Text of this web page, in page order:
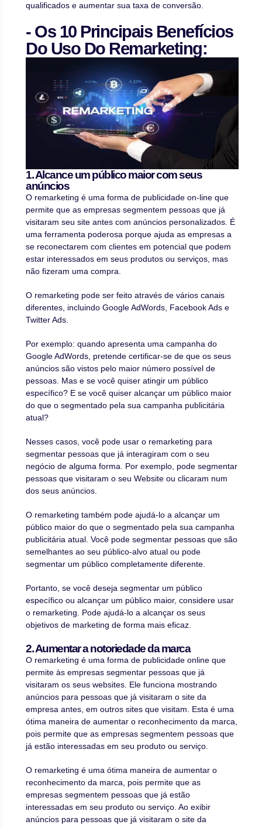
qualificados e aumentar sua taxa de conversão.
- Os 10 Principais Benefícios
Do Uso Do Remarketing:
1. Alcance um público maior com seus
anúncios
O remarketing é uma forma de publicidade on-line que
permite que as empresas segmentem pessoas que já
visitaram seu site antes com anúncios personalizados. É
uma ferramenta poderosa porque ajuda as empresas a
se reconectarem com clientes em potencial que podem
estar interessados em seus produtos ou serviços, mas
não fizeram uma compra.
O remarketing pode ser feito através de vários canais
diferentes, incluindo Google AdWords, Facebook Ads e
Twitter Ads.
Por exemplo: quando apresenta uma campanha do
Google AdWords, pretende certificar-se de que os seus
anúncios são vistos pelo maior número possível de
pessoas. Mas e se você quiser atingir um público
específico? E se você quiser alcançar um público maior
do que o segmentado pela sua campanha publicitária
atual?
Nesses casos, você pode usar o remarketing para
segmentar pessoas que já interagiram com o seu
negócio de alguma forma. Por exemplo, pode segmentar
pessoas que visitaram o seu Website ou clicaram num
dos seus anúncios.
O remarketing também pode ajudá-lo a alcançar um
público maior do que o segmentado pela sua campanha
publicitária atual. Você pode segmentar pessoas que são
semelhantes ao seu público-alvo atual ou pode
segmentar um público completamente diferente.
Portanto, se você deseja segmentar um público
específico ou alcançar um público maior, considere usar
o remarketing. Pode ajudá-lo a alcançar os seus
objetivos de marketing de forma mais eficaz.
2. Aumentar a notoriedade da marca
O remarketing é uma forma de publicidade online que
permite às empresas segmentar pessoas que já
visitaram os seus websites. Ele funciona mostrando
anúncios para pessoas que já visitaram o site da
empresa antes, em outros sites que visitam. Esta é uma
ótima maneira de aumentar o reconhecimento da marca,
pois permite que as empresas segmentem pessoas que
já estão interessadas em seu produto ou serviço.
O remarketing é uma ótima maneira de aumentar o
reconhecimento da marca, pois permite que as
empresas segmentem pessoas que já estão
interessadas em seu produto ou serviço. Ao exibir
anúncios para pessoas que já visitaram o site da